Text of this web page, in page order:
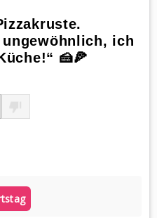
ungewöhnlich, ich
🍰🍕